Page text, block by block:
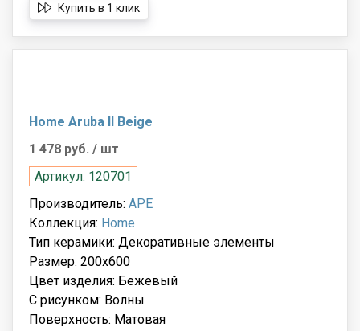
Купить в 1 клик
Home Aruba II Beige
1 478 руб. / шт
Артикул: 120701
Производитель: APE
Коллекция: Home
Тип керамики: Декоративные элементы
Размер: 200x600
Цвет изделия: Бежевый
С рисунком: Волны
Поверхность: Матовая